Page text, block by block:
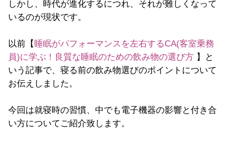
しかし、時代が進化するにつれ、それが難しくなって
いるのが現状です。
以前【 睡眠がパフォーマンスを左右するCA(客室乗務
員)に学ぶ！良質な睡眠のための飲み物の選び方 】と
いう記事で、寝る前の飲み物選びのポイントについて
お伝えしました。
今回は就寝時の習慣、中でも電子機器の影響と付き合
い方についてご紹介致します。